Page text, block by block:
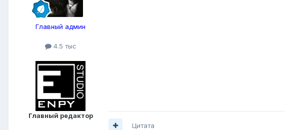
Главный админ
4.5 тыс
Главный редактор
Цитата